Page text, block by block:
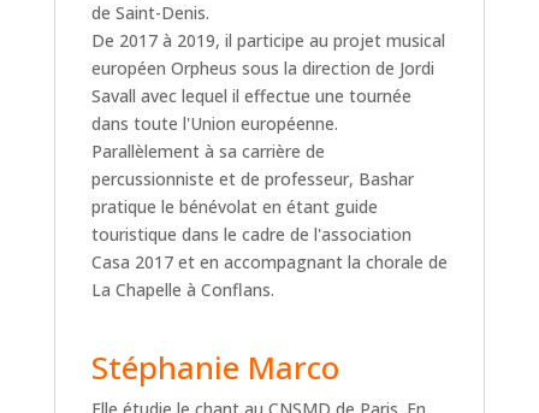
de Saint-Denis.
De 2017 à 2019, il participe au projet musical
européen Orpheus sous la direction de Jordi
Savall avec lequel il effectue une tournée
dans toute l'Union européenne.
Parallèlement à sa carrière de
percussionniste et de professeur, Bashar
pratique le bénévolat en étant guide
touristique dans le cadre de l'association
Casa 2017 et en accompagnant la chorale de
La Chapelle à Conflans.
Stéphanie Marco